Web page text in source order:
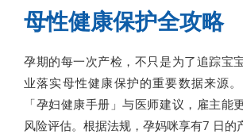
母性健康保护全攻略
孕期的每一次产检，不只是为了追踪宝
业落实母性健康保护的重要数据来源
「孕妇健康手册」与医师建议，雇主能
风险评估。根据法规，孕妈咪享有7 日的